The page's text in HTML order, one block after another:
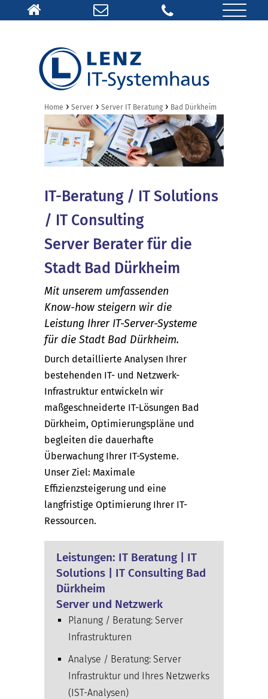
Home › Server › Server IT Beratung › Bad Dürkheim
IT-Beratung / IT Solutions
/ IT Consulting
Server Berater für die
Stadt Bad Dürkheim
Mit unserem umfassenden
Know-how steigern wir die
Leistung Ihrer IT-Server-Systeme
für die Stadt Bad Dürkheim.
Durch detaillierte Analysen Ihrer
bestehenden IT- und Netzwerk-
Infrastruktur entwickeln wir
maßgeschneiderte IT-Lösungen Bad
Dürkheim, Optimierungspläne und
begleiten die dauerhafte
Überwachung Ihrer IT-Systeme.
Unser Ziel: Maximale
Effizienzsteigerung und eine
langfristige Optimierung Ihrer IT-
Ressourcen.
Leistungen: IT Beratung | IT
Solutions | IT Consulting Bad
Dürkheim
Server und Netzwerk
Planung / Beratung: Server
Infrastrukturen
Analyse / Beratung: Server
Infrastruktur und Ihres Netzwerks
(IST-Analysen)